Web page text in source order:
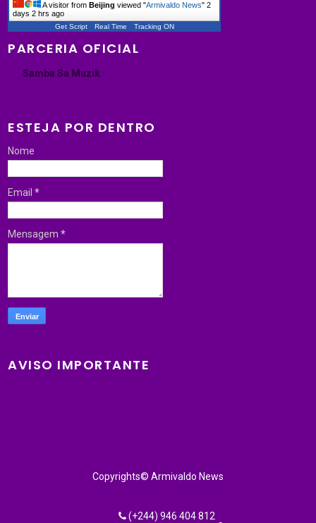
A visitor fromBeijing viewed "Armivaldo News"2
days 2 hrs ago
Get Script Real Time Tracking ON
PARCERIA OFICIAL
Samba Sa Muzik
ESTEJA POR DENTRO
Nome
Email*
Mensagem*
AVISO IMPORTANTE
Copyrights© Armivaldo News
(+244) 946 404 812